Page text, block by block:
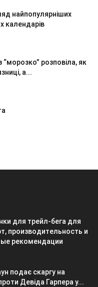
найпопулярніших
календарів
“морозко” розповіла, як
а...
для трейл-бега для
производительность и
рекомендации
подає скаргу на
Девіда Гарпера у...